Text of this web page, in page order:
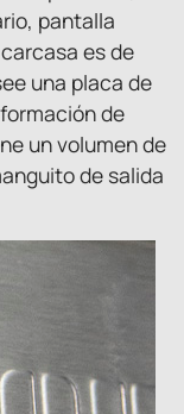
pantalla
es de
una placa de
de
un volumen de
de salida